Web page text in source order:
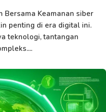
Bersama Keamanan siber
penting di era digital ini.
teknologi, tantangan